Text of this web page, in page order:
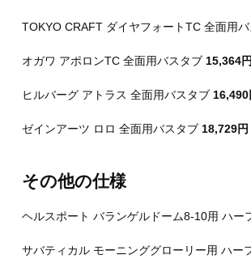
TOKYO CRAFT ダイヤフォートTC 全面用
オガワ アポロンTC 全面用バスタブ15,364円
ヒルバーグ アトラス 全面用バスタブ16,490
ゼインアーツ ロロ 全面用バスタブ18,729円
その他の仕様
ヘルスポート バランゲルドーム8-10用 ハー
サバティカル モーニンググローリー用 ハー